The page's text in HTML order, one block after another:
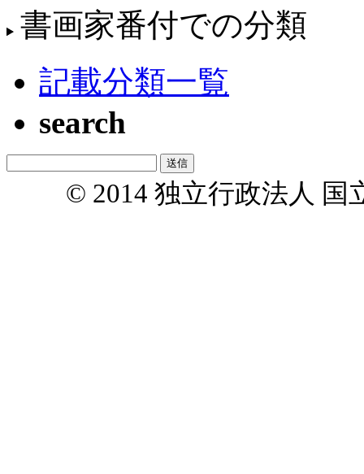
書画家番付での分類
記載分類一覧
search
© 2014 独立行政法人 国